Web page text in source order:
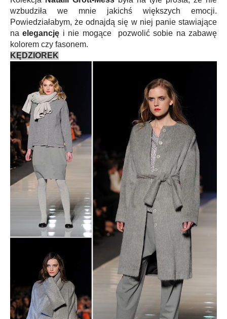
wzbudziła we mnie jakichś większych emocji.
Powiedziałabym, że odnajdą się w niej panie stawiające
na elegancję i nie mogące pozwolić sobie na zabawę
kolorem czy fasonem.
KĘDZIOREK